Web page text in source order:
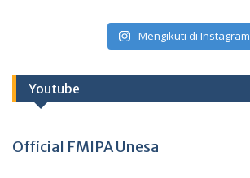
Mengikuti di Instagram
Youtube
Official FMIPA Unesa